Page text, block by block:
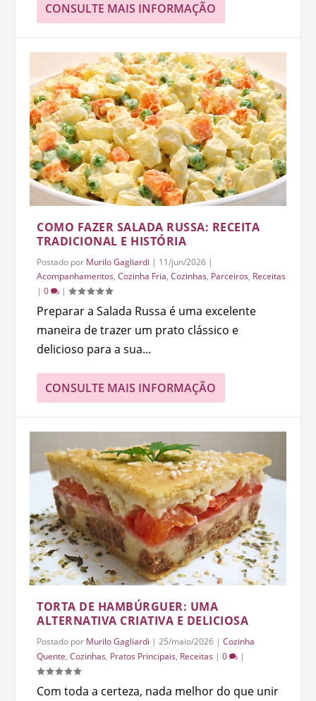
CONSULTE MAIS INFORMAÇÃO
COMO FAZER SALADA RUSSA: RECEITA
TRADICIONAL E HISTÓRIA
Postado por Murilo Gagliardi | 11/jun/2026 |
Acompanhamentos,Cozinha Fria,Cozinhas, Parceiros, Receitas
|0 |
Preparar a Salada Russa é uma excelente
maneira de trazer um prato clássico e
delicioso para a sua...
CONSULTE MAIS INFORMAÇÃO
TORTA DE HAMBÚRGUER: UMA
ALTERNATIVA CRIATIVA E DELICIOSA
Postado por Murilo Gagliardi |25/maio/2026 |Cozinha
Quente,Cozinhas, Pratos Principais, Receitas |0 |
Com toda a certeza, nada melhor do que unir